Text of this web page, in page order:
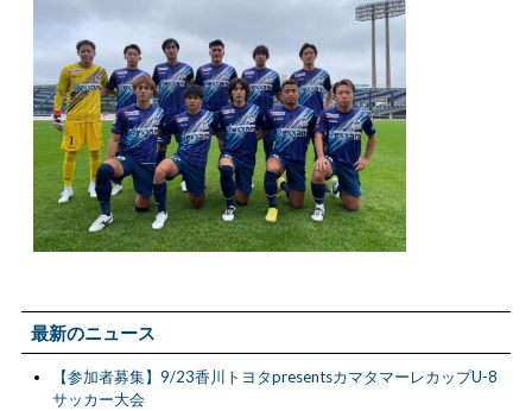
最新のニュース
【参加者募集】9/23香川トヨタpresentsカマタマーレカップU-8
サッカー大会